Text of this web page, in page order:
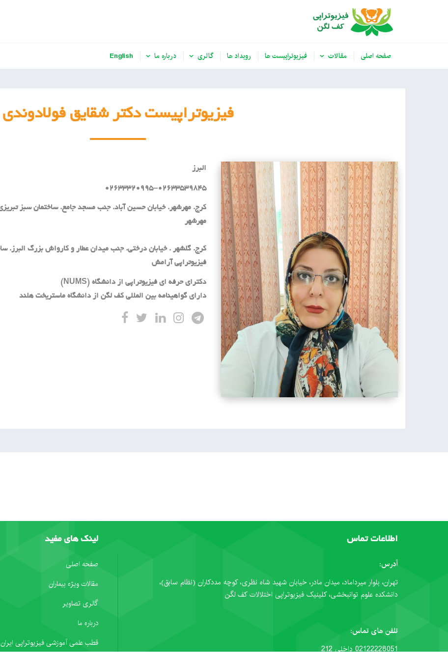
صفحه اصلی مقالات فیزیوتراپیست ها رویداد ها گالری درباره ما English
فیزیوتراپیست دکتر شقایق فولادوندی
البرز
02633320995-02633539845
مهرشهر
فیزیوتراپی آرامش
دکترای حرفه ای فیزیوتراپی از دانشگاه (NUMS)
دارای گواهینامه بین المللی کف لگن از دانشگاه ماستریخت هلند
اطلاعات تماس
آدرس:
تهران، بلوار میرداماد، میدان مادر، خیابان شهید شاه نظری، کوچه مددکاران (نظام سابق)،
دانشکده علوم توانبخشی، کلینیک فیزیوتراپی اختلالات کف لگن
تلفن های تماس:
02122228051 داخلی 212
لینک های مفید
صفحه اصلی
مقالات ویژه بیماران
گالری تصاویر
درباره ما
قطب علمی آموزشی فیزیوتراپی ایران